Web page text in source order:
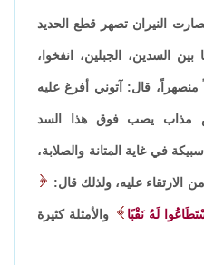
فصارت النيران تصهر قطع الحديد
السدين، الجبلين، انفخوا،
منصهراً، قال: آتوني أفرغ عليه
مذاب يصب فوق هذا السد
في غاية المتانة والصلابة،
الارتقاء عليه، ولذلك قال:
لَهُ نَقْبًا والأمثلة كثيرة